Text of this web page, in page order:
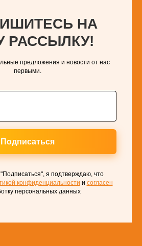
НА
РАССЫЛКУ!
предложения и новости от нас
первыми.
Подписаться
я подтверждаю, что
конфиденциальности и согласен
персональных данных